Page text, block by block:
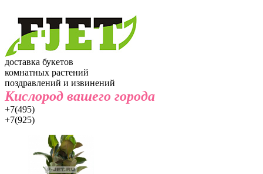
доставка букетов
комнатных растений
поздравлений и извинений
Кислород вашего города
+7(495)
+7(925)